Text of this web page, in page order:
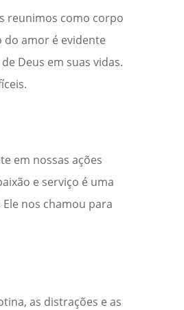
reunimos como corpo
do amor é evidente
Deus em suas vidas.
em nossas ações
e serviço é uma
nos chamou para
as distrações e as